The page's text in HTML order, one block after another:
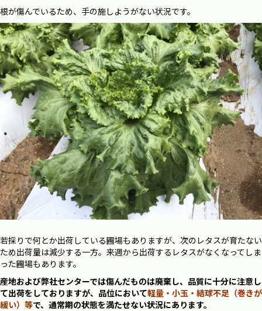
根が傷んでいるため、手の施しようがない状況です。
若採りで何とか出荷している圃場もありますが、次のレタスが育たない
ため出荷量は減少する一方。来週から出荷するレタスがなくなってしま
った圃場もあります。
産地および弊社センターでは傷んだものは廃棄し、品質に十分に注意し
て出荷をしておりますが、品位において軽量・小玉・結球不足（巻きが
緩い）等で、通常期の状態を満たせない状況にあります。